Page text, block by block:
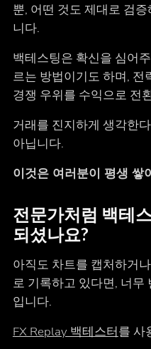
뿐, 어떤 것도 제대로 검
니다.
백테스팅은 확신을 심어
르는 방법이기도 하며, 전
경쟁 우위를 수익으로 전
거래를 진지하게 생각한
아닙니다.
이것은 여러분이 평생 쌓
전문가처럼 백테
되셨나요?
아직도 차트를 캡처하거
로 기록하고 있다면, 너무
입니다.
FX Replay 백테스터를 사